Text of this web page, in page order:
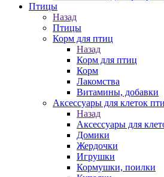
Птицы
Назад
Птицы
Корм для птиц
Назад
Корм для птиц
Корм
Лакомства
Витамины, добавки
Аксессуары для клеток
Назад
Аксессуары для
Домики
Жердочки
Игрушки
Кормушки, поилки